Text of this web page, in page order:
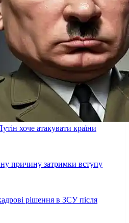
хоче атакувати країни
причину затримки вступу
рішення в ЗСУ після